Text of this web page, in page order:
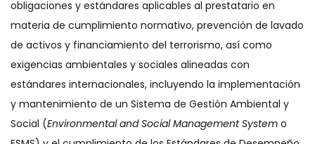
obligaciones y estándares aplicables al prestatario en
materia de cumplimiento normativo, prevención de lavado
de activos y financiamiento del terrorismo, así como
exigencias ambientales y sociales alineadas con
estándares internacionales, incluyendo la implementación
y mantenimiento de un Sistema de Gestión Ambiental y
Social (Environmental and Social Management System o